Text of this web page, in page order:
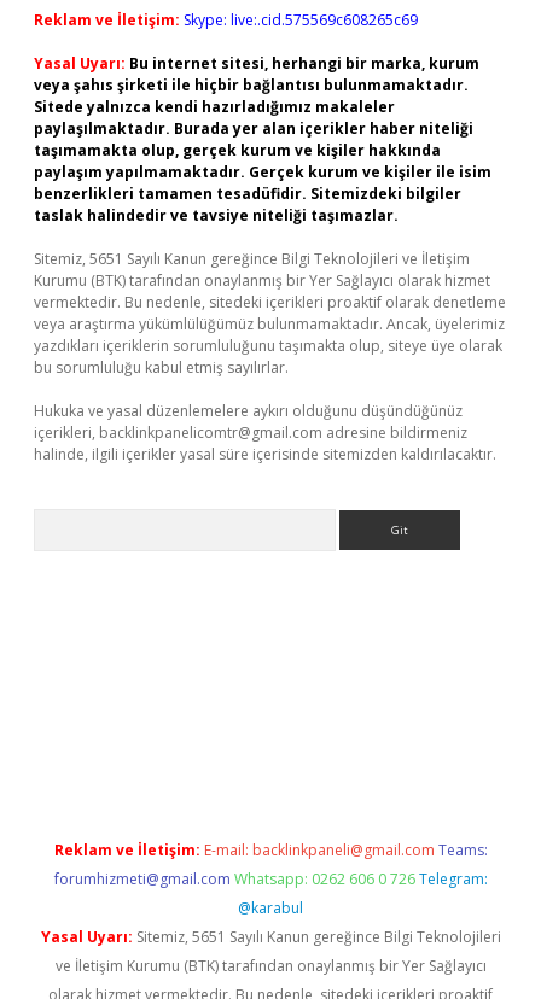
Reklam ve İletişim: Skype: live:.cid.575569c608265c69
Yasal Uyarı: Bu internet sitesi, herhangi bir marka, kurum
veya şahıs şirketi ile hiçbir bağlantısı bulunmamaktadır.
Sitede yalnızca kendi hazırladığımız makaleler
paylaşılmaktadır. Burada yer alan içerikler haber niteliği
taşımamakta olup, gerçek kurum ve kişiler hakkında
paylaşım yapılmamaktadır. Gerçek kurum ve kişiler ile isim
benzerlikleri tamamen tesadüfidir. Sitemizdeki bilgiler
taslak halindedir ve tavsiye niteliği taşımazlar.
Sitemiz, 5651 Sayılı Kanun gereğince Bilgi Teknolojileri ve İletişim
Kurumu (BTK) tarafından onaylanmış bir Yer Sağlayıcı olarak hizmet
vermektedir. Bu nedenle, sitedeki içerikleri proaktif olarak denetleme
veya araştırma yükümlülüğümüz bulunmamaktadır. Ancak, üyelerimiz
yazdıkları içeriklerin sorumluluğunu taşımakta olup, siteye üye olarak
bu sorumluluğu kabul etmiş sayılırlar.
Hukuka ve yasal düzenlemelere aykırı olduğunu düşündüğünüz
içerikleri, backlinkpanelicomtr@gmail.com adresine bildirmeniz
halinde, ilgili içerikler yasal süre içerisinde sitemizden kaldırılacaktır.
Reklam ve İletişim: E-mail: backlinkpaneli@gmail.com Teams:
forumhizmeti@gmail.com Whatsapp: 0262 606 0 726 Telegram:
@karabul
Yasal Uyarı: Sitemiz, 5651 Sayılı Kanun gereğince Bilgi Teknolojileri
ve İletişim Kurumu (BTK) tarafından onaylanmış bir Yer Sağlayıcı
olarak hizmet vermektedir. Bu nedenle, sitedeki içerikleri proaktif